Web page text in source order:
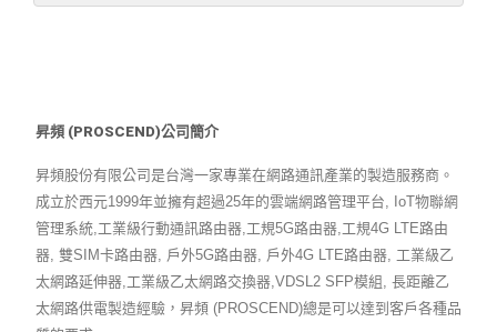
昇頻 (PROSCEND)公司簡介
昇頻股份有限公司是台灣一家專業在網路通訊產業的製造服務商。
成立於西元1999年並擁有超過25年的雲端網路管理平台, IoT物聯網
管理系統,工業級行動通訊路由器,工規5G路由器,工規4G LTE路由
器, 雙SIM卡路由器, 戶外5G路由器, 戶外4G LTE路由器, 工業級乙
太網路延伸器,工業級乙太網路交換器,VDSL2 SFP模組, 長距離乙
太網路供電製造經驗，昇頻 (PROSCEND)總是可以達到客戶各種品